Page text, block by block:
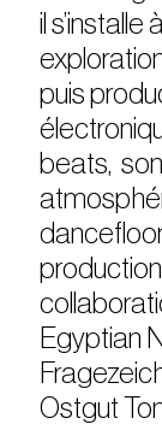
il
puis
beats,
Egyptian
Ostgut